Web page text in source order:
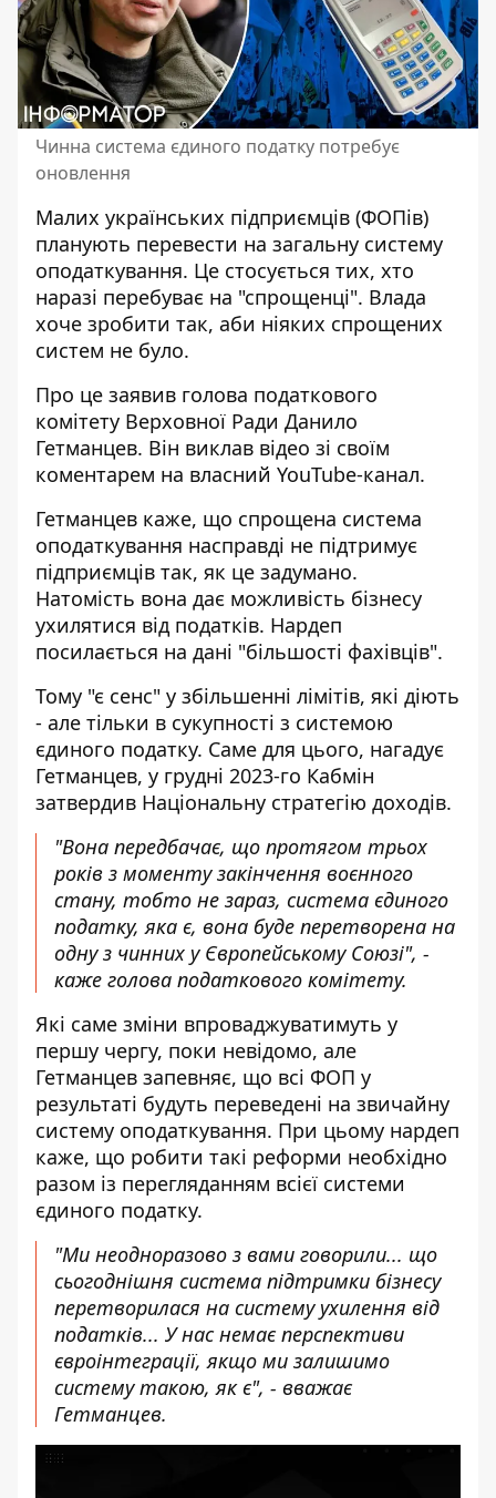
Чинна система єдиного податку потребує
оновлення
Малих українських підприємців (ФОПів)
планують перевести на загальну систему
оподаткування. Це стосується тих, хто
наразі перебуває на "спрощенці". Влада
хоче зробити так, аби ніяких спрощених
систем не було.
Про це заявив голова податкового
комітету Верховної Ради Данило
Гетманцев. Він виклав відео зі своїм
коментарем на власний YouTube-канал.
Гетманцев каже, що спрощена система
оподаткування насправді не підтримує
підприємців так, як це задумано.
Натомість вона дає можливість бізнесу
ухилятися від податків. Нардеп
посилається на дані "більшості фахівців".
Тому "є сенс" у збільшенні лімітів, які діють
- але тільки в сукупності з системою
єдиного податку. Саме для цього, нагадує
Гетманцев, у грудні 2023-го Кабмін
затвердив Національну стратегію доходів.
"Вона передбачає, що протягом трьох
років з моменту закінчення воєнного
стану, тобто не зараз, система єдиного
податку, яка є, вона буде перетворена на
одну з чинних у Європейському Союзі", -
каже голова податкового комітету.
Які саме зміни впроваджуватимуть у
першу чергу, поки невідомо, але
Гетманцев запевняє, що всі ФОП у
результаті будуть переведені на звичайну
систему оподаткування. При цьому нардеп
каже, що робити такі реформи необхідно
разом із перегляданням всієї системи
єдиного податку.
"Ми неодноразово з вами говорили... що
сьогоднішня система підтримки бізнесу
перетворилася на систему ухилення від
податків... У нас немає перспективи
євроінтеграції, якщо ми залишимо
систему такою, як є", - вважає
Гетманцев.